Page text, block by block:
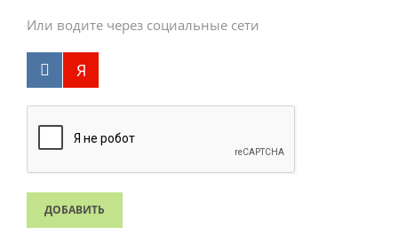
Или водите через социальные сети
ДОБАВИТЬ